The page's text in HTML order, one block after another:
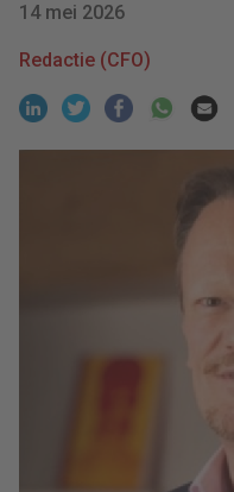
14 mei 2026
Redactie (CFO)